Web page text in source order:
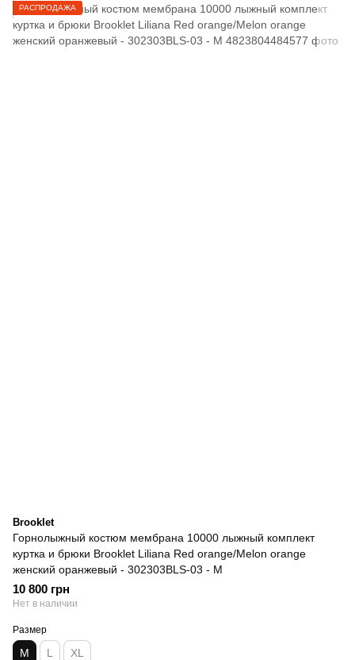
РАСПРОДАЖА
Brooklet
Горнолыжный костюм мембрана 10000 лыжный комплект
куртка и брюки Brooklet Liliana Red orange/Melon orange
женский оранжевый - 302303BLS-03 - M
10 800 грн
Нет в наличии
Размер
M L XL